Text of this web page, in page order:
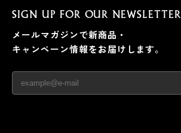
SIGN UP FOR OUR NEWSLETTER
メールマガジンで新商品・
キャンペーン情報をお届けします。